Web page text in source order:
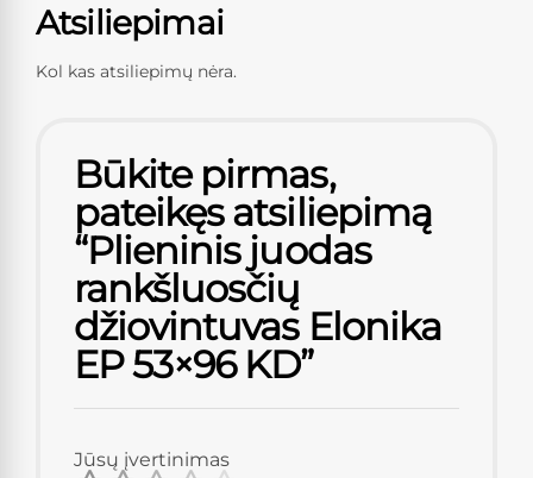
Atsiliepimai
Kol kas atsiliepimų nėra.
Būkite pirmas,
pateikęs atsiliepimą
“Plieninis juodas
rankšluosčių
džiovintuvas Elonika
EP 53×96 KD”
Jūsų įvertinimas